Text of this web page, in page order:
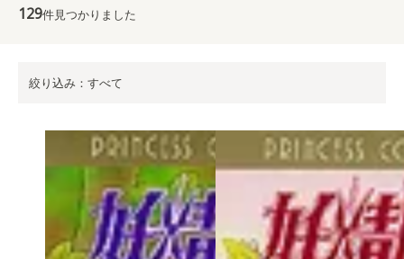
129件見つかりました
絞り込み：すべて